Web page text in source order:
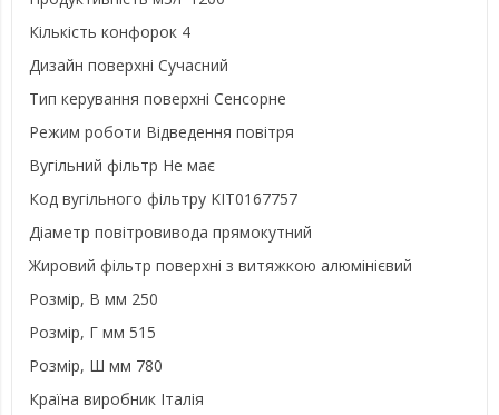
Кількість конфорок 4
Дизайн поверхні Сучасний
Тип керування поверхні Сенсорне
Режим роботи Відведення повітря
Вугільний фільтр Не має
Код вугільного фільтру KIT0167757
Діаметр повітровивода прямокутний
Жировий фільтр поверхні з витяжкою алюмінієвий
Розмір, В мм 250
Розмір, Г мм 515
Розмір, Ш мм 780
Країна виробник Італія